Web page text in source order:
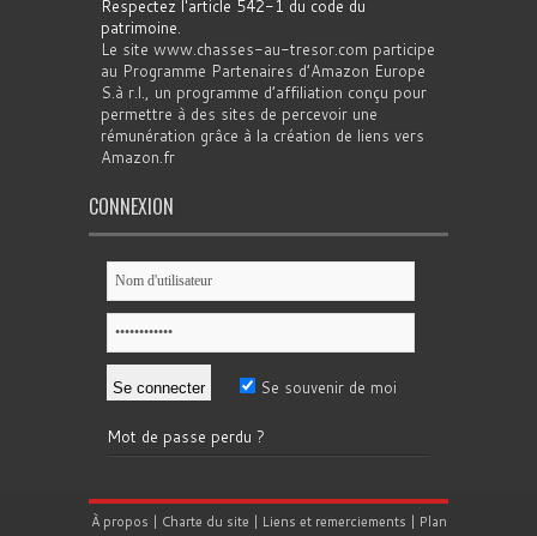
Respectez l'article 542-1 du code du
patrimoine.
Le site www.chasses-au-tresor.com participe
au Programme Partenaires d’Amazon Europe
S.à r.l., un programme d’affiliation conçu pour
permettre à des sites de percevoir une
rémunération grâce à la création de liens vers
Amazon.fr
CONNEXION
Se souvenir de moi
Mot de passe perdu ?
À propos | Charte du site | Liens et remerciements | Plan